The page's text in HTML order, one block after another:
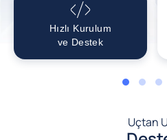
Hızlı Kurulum
ve Destek
1 2 3
Uçtan